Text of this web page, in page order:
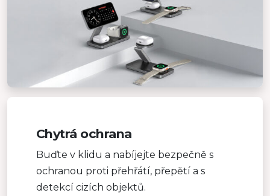
Chytrá ochrana
Buďte v klidu a nabíjejte bezpečně s
ochranou proti přehřátí, přepětí a s
detekcí cizích objektů.